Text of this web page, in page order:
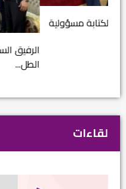
الرفيق السكرتير العام
لقاءات